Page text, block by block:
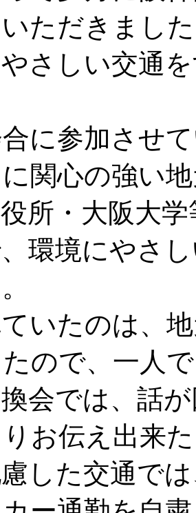
ただきまし
やさしい交通
に参加させ
関心の強い
所・大阪大
環境にやさ
いたのは、
ので、一人
会では、話
お伝え出来
した交通で